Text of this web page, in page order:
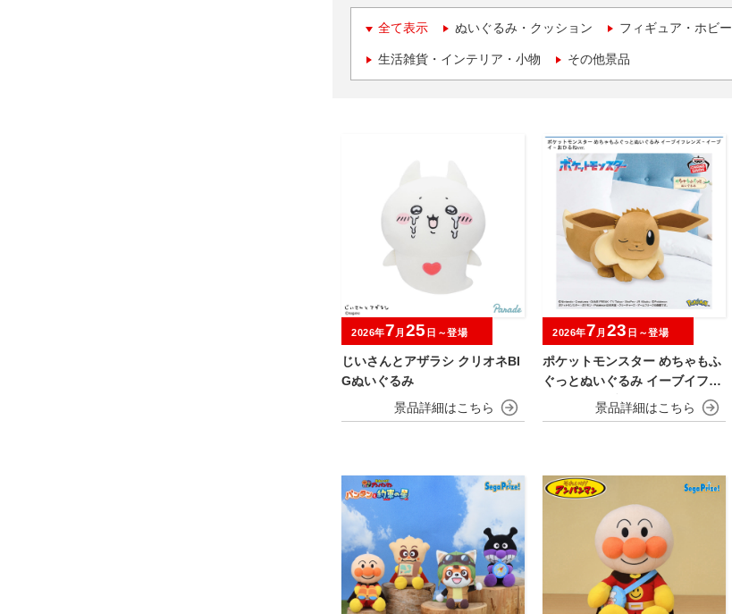
全て表示 ぬいぐるみ・クッション フィギュア・ホビー
生活雑貨・インテリア・小物 その他景品
じいさんとアザラシ クリオネBI
Gぬいぐるみ
2026年7 月 25 日～登場
ポケットモンスター めちゃもふ
ぐっとぬいぐるみ イーブイフレ
ンズ～イーブイ～おひるねver.
2026年7 月 23 日～登場